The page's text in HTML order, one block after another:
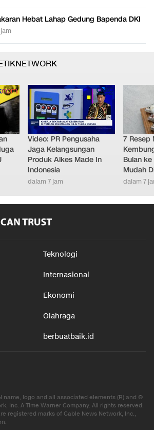
Hebat Lahap Gedung Bapenda DKI
Video: PR Pengusaha
Jaga Kelangsungan
Produk Alkes Made In
Indonesia
dalam 7 jam
7 Resep
Bulan
Mudah
dalam 7
Teknologi
Internasional
Ekonomi
Olahraga
berbuatbaik.id
name, logo and all associated elements (R) and ©
Inc. A Time Warner Company. All rights reserved.
registered marks of Cable News Network, Inc.,